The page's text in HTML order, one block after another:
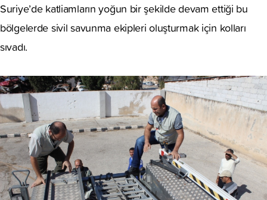
Suriye’de katliamların yoğun bir şekilde devam ettiği bu
bölgelerde sivil savunma ekipleri oluşturmak için kolları
sıvadı.